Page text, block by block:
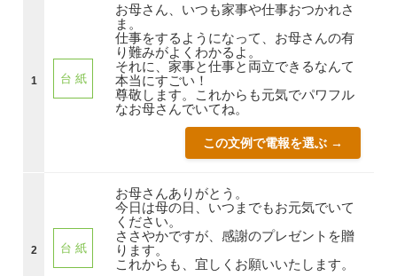
1 台 紙
お母さん、いつも家事や仕事おつかれさ
ま。
仕事をするようになって、お母さんの有
り難みがよくわかるよ。
それに、家事と仕事と両立できるなんて
本当にすごい！
尊敬します。これからも元気でパワフル
なお母さんでいてね。
この文例で電報を選ぶ →
2 台 紙
お母さんありがとう。
今日は母の日、いつまでもお元気でいて
ください。
ささやかですが、感謝のプレゼントを贈
ります。
これからも、宜しくお願いいたします。